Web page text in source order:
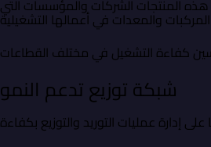
المنتجات الشركات والمؤسسات التي
شبكة توزيع تدعم النمو